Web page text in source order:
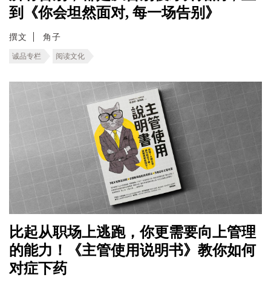
到《你会坦然面对, 每一场告别》
撰文 角子
诚品专栏 阅读文化
比起从职场上逃跑，你更需要向上管理
的能力！《主管使用说明书》教你如何
对症下药